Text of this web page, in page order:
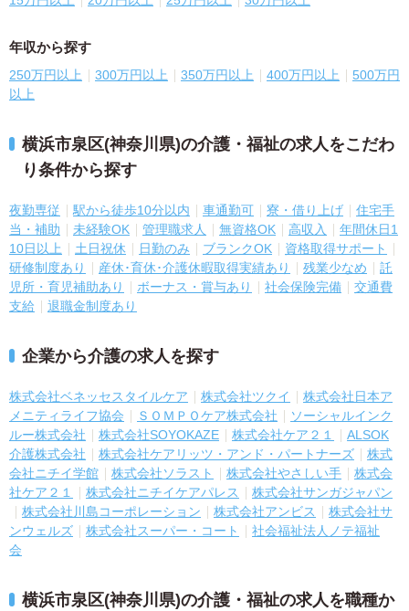
年収から探す
250万円以上 300万円以上 350万円以上 400万円以上
500万円
以上
横浜市泉区(神奈川県)の介護・福祉の求人をこだわ
り条件から探す
夜勤専従 駅から徒歩10分以内 車通勤可 寮・借り上げ
住宅手
当・補助
未経験OK 管理職求人 無資格OK 高収入
年間休日1
10日以上
土日祝休 日勤のみ ブランクOK
資格取得サポート
研修制度あり
産休･育休･介護休暇取得実績あり 残業少なめ
託
児所・育児補助あり
ボーナス・賞与あり 社会保険完備
交通費
支給
退職金制度あり
企業から介護の求人を探す
株式会社ベネッセスタイルケア 株式会社ツクイ
株式会社日本ア
メニティライフ協会
ＳＯＭＰＯケア株式会社
ソーシャルインク
ルー株式会社
株式会社SOYOKAZE 株式会社ケア２１
ALSOK
介護株式会社
株式会社ケアリッツ・アンド・パートナーズ
株式
会社ニチイ学館
株式会社ソラスト 株式会社やさしい手
株式会
社ケア２１
株式会社ニチイケアパレス
株式会社サンガジャパン
株式会社川島コーポレーション
株式会社アンビス
株式会社サ
ンウェルズ
株式会社スーパー・コート
社会福祉法人ノテ福祉
会
横浜市泉区(神奈川県)の介護・福祉の求人を職種か